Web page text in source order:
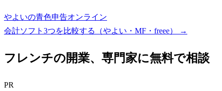
やよいの青色申告オンライン
会計ソフト3つを比較する（やよい・MF・freee）
→
フレンチの開業、専門家に無料で相談
PR